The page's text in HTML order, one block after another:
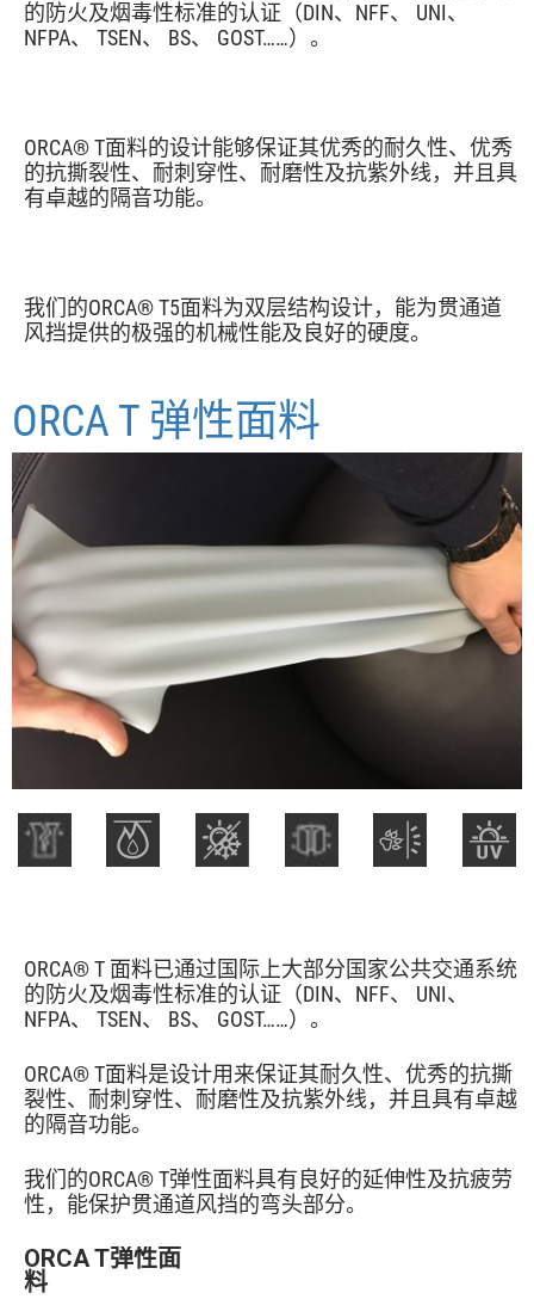
的防火及烟毒性标准的认证（DIN、NFF、 UNI、
NFPA、 TSEN、 BS、 GOST……）。
ORCA® T面料的设计能够保证其优秀的耐久性、优秀
的抗撕裂性、耐刺穿性、耐磨性及抗紫外线，并且具
有卓越的隔音功能。
我们的ORCA® T5面料为双层结构设计，能为贯通道
风挡提供的极强的机械性能及良好的硬度。
ORCA T 弹性面料
ORCA® T 面料已通过国际上大部分国家公共交通系统
的防火及烟毒性标准的认证（DIN、NFF、 UNI、
NFPA、 TSEN、 BS、 GOST……）。
ORCA® T面料是设计用来保证其耐久性、优秀的抗撕
裂性、耐刺穿性、耐磨性及抗紫外线，并且具有卓越
的隔音功能。
我们的ORCA® T弹性面料具有良好的延伸性及抗疲劳
性，能保护贯通道风挡的弯头部分。
ORCA T弹性面
料